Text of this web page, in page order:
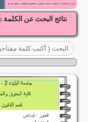
نتائج البحث عن